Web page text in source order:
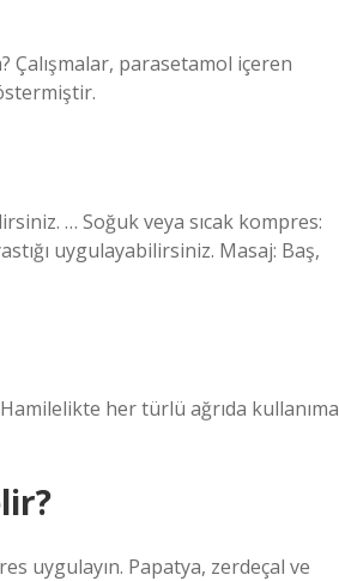
Çalışmalar, parasetamol içeren
… Soğuk veya sıcak kompres:
uygulayabilirsiniz. Masaj: Baş,
her türlü ağrıda kullanıma
uygulayın. Papatya, zerdeçal ve